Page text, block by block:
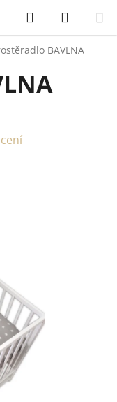
Hledat
KOŠÍK
BAVLNA